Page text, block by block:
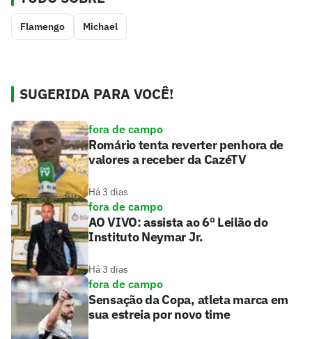
Flamengo Michael
SUGERIDA PARA VOCÊ!
fora de campo
Romário tenta reverter penhora de
valores a receber da CazéTV
Há 3 dias
fora de campo
AO VIVO: assista ao 6º Leilão do
Instituto Neymar Jr.
Há 3 dias
fora de campo
Sensação da Copa, atleta marca em
sua estreia por novo time